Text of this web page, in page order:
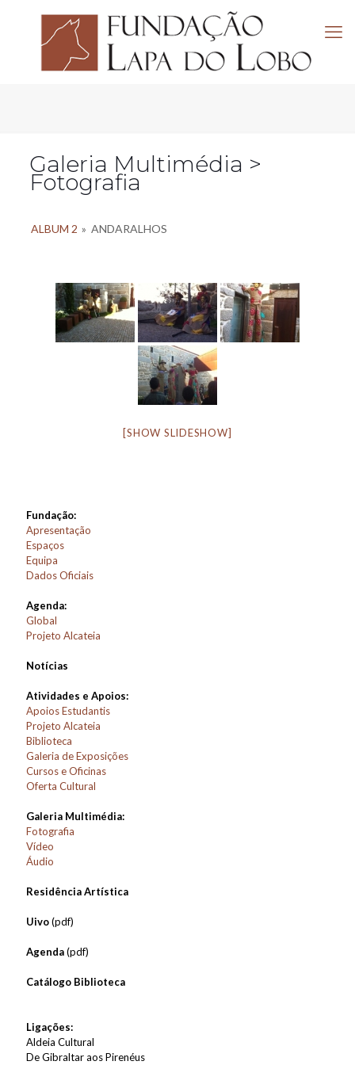
Galeria Multimédia >
Fotografia
ALBUM 2 » ANDARALHOS
[SHOW SLIDESHOW]
Fundação:
Apresentação
Espaços
Equipa
Dados Oficiais
Agenda:
Global
Projeto Alcateia
Notícias
Atividades e Apoios:
Apoios Estudantis
Projeto Alcateia
Biblioteca
Galeria de Exposições
Cursos e Oficinas
Oferta Cultural
Galeria Multimédia:
Fotografia
Vídeo
Áudio
Residência Artística
Uivo(pdf)
Agenda(pdf)
Catálogo Biblioteca
Ligações:
Aldeia Cultural
De Gibraltar aos Pirenéus